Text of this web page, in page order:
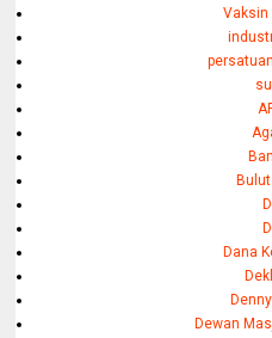
Vaksin
Dana
Dewan